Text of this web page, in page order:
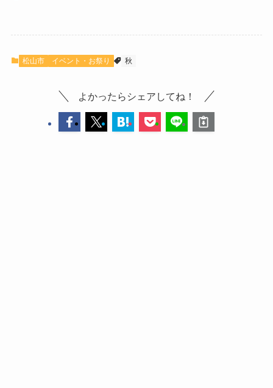
松山市 イベント・お祭り 秋
よかったらシェアしてね！